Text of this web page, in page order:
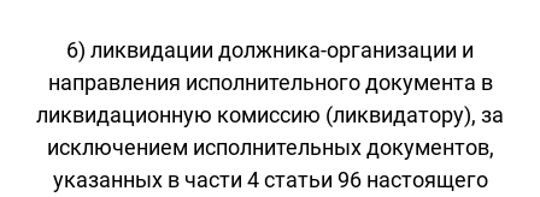
6) ликвидации должника-организации и
направления исполнительного документа в
ликвидационную комиссию (ликвидатору), за
исключением исполнительных документов,
указанных в части 4 статьи 96 настоящего